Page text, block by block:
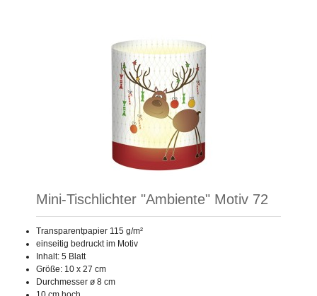
Mini-Tischlichter "Ambiente" Motiv 72
Transparentpapier 115 g/m²
einseitig bedruckt im Motiv
Inhalt: 5 Blatt
Größe: 10 x 27 cm
Durchmesser ø 8 cm